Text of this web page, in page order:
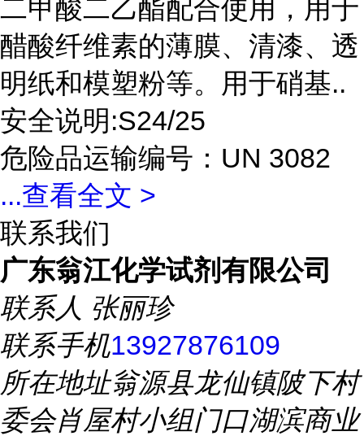
二甲酸二乙酯配合使用，用于
醋酸纤维素的薄膜、清漆、透
明纸和模塑粉等。用于硝基..
安全说明:S24/25
危险品运输编号：UN 3082
...查看全文 >
联系我们
广东翁江化学试剂有限公司
联系人 张丽珍
联系手机13927876109
所在地址翁源县龙仙镇陂下村
委会肖屋村小组门口湖滨商业